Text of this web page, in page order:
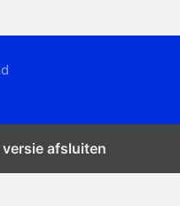
afsluiten